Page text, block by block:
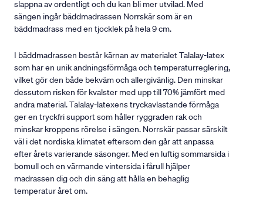
slappna av ordentligt och du kan bli mer utvilad. Med
sängen ingår bäddmadrassen Norrskär som är en
bäddmadrass med en tjocklek på hela 9 cm.
I bäddmadrassen består kärnan av materialet Talalay-latex
som har en unik andningsförmåga och temperaturreglering,
vilket gör den både bekväm och allergivänlig. Den minskar
dessutom risken för kvalster med upp till 70% jämfört med
andra material. Talalay-latexens tryckavlastande förmåga
ger en tryckfri support som håller ryggraden rak och
minskar kroppens rörelse i sängen. Norrskär passar särskilt
väl i det nordiska klimatet eftersom den går att anpassa
efter årets varierande säsonger. Med en luftig sommarsida i
bomull och en värmande vintersida i fårull hjälper
madrassen dig och din säng att hålla en behaglig
temperatur året om.